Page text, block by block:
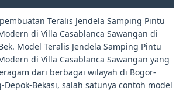
Teralis Jendela Samping Pintu
di Villa Casablanca Sawangan di
Model Teralis Jendela Samping Pintu
di Villa Casablanca Sawangan yang
dari berbagai wilayah di Bogor-
Depok-Bekasi, salah satunya contoh model